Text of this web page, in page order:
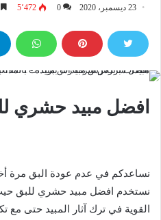
23 ديسمبر، 2020 0 5٬472
افضل مبيد حشري
نساعدكم في عدم عودة البق مرة
نستخدم افضل مبيد حشري للبق
القوية في ترك آثار المبيد حتى مع